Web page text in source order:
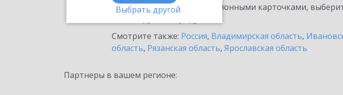
Выбрать другой
Ознакомьтесь с информационными карточками,
Смотрите также: Россия, Владимирская область,
область, Рязанская область, Ярославская область
Партнеры в вашем регионе: